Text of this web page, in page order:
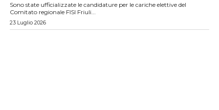
Sono state ufficializzate le candidature per le cariche elettive del
Comitato regionale FISI Friuli...
23 Luglio 2026